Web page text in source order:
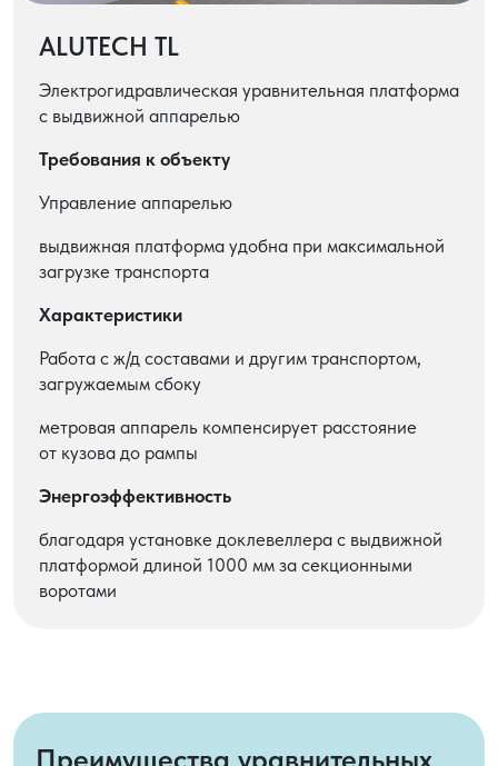
ALUTECH TL
Электрогидравлическая уравнительная платформа
с выдвижной аппарелью
Требования к объекту
Управление аппарелью
выдвижная платформа удобна при максимальной
загрузке транспорта
Характеристики
Работа с ж/д составами и другим транспортом,
загружаемым сбоку
метровая аппарель компенсирует расстояние
от кузова до рампы
Энергоэффективность
благодаря установке доклевеллера с выдвижной
платформой длиной 1000 мм за секционными
воротами
Преимущества уравнительных